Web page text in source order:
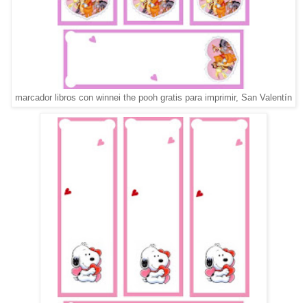
marcador libros con winnei the pooh gratis para imprimir, San Valentín